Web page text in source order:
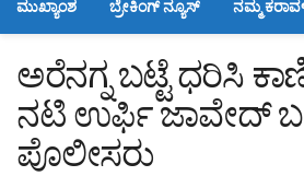
ಮುಖ್ಯಾಂಶ ಬ್ರೇಕಿಂಗ್ ನ್ಯೂಸ್ ನಮ್ಮ
ಅರೆನಗ್ನ‌ ಬಟ್ಟೆ ಧರಿಸಿ
ನಟಿ ಉರ್ಫಿ ಜಾವೇದ್
ಪೊಲೀಸರು